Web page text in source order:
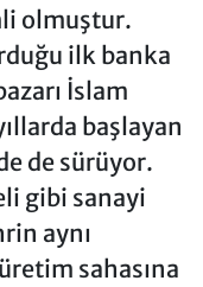
olmuştur.
ilk banka
İslam
başlayan
de sürüyor.
gibi sanayi
aynı
sahasına